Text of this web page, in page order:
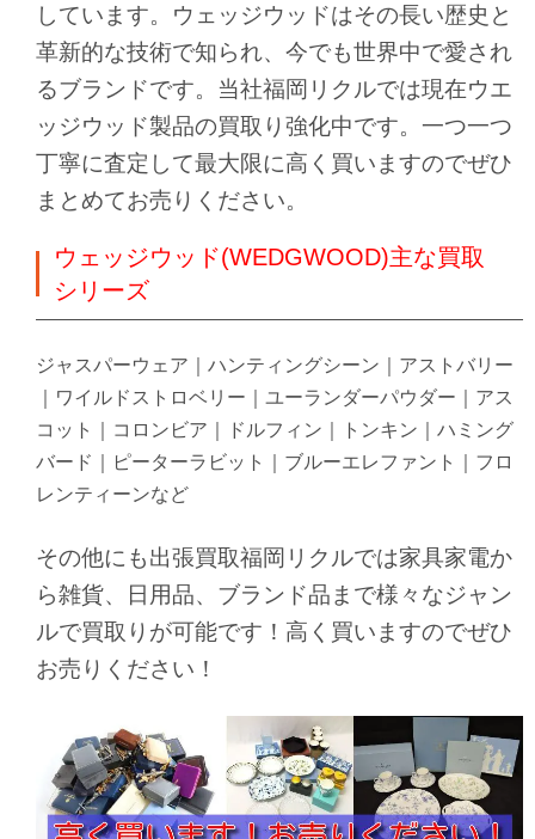
しています。ウェッジウッドはその長い歴史と
革新的な技術で知られ、今でも世界中で愛され
るブランドです。 当社福岡リクルでは現在ウエ
ッジウッド製品の買取り強化中です。一つ一つ
丁寧に査定して最大限に高く買いますのでぜひ
まとめてお売りください。
ウェッジウッド(WEDGWOOD)主な買取
シリーズ
ジャスパーウェア｜ハンティングシーン｜アストバリー
｜ワイルドストロベリー｜ユーランダーパウダー｜アス
コット｜コロンビア｜ドルフィン｜トンキン｜ハミング
バード｜ピーターラビット｜ブルーエレファント｜フロ
レンティーンなど
その他にも出張買取福岡リクルでは家具家電か
ら雑貨、日用品、ブランド品まで様々なジャン
ルで買取りが可能です！高く買いますのでぜひ
お売りください！